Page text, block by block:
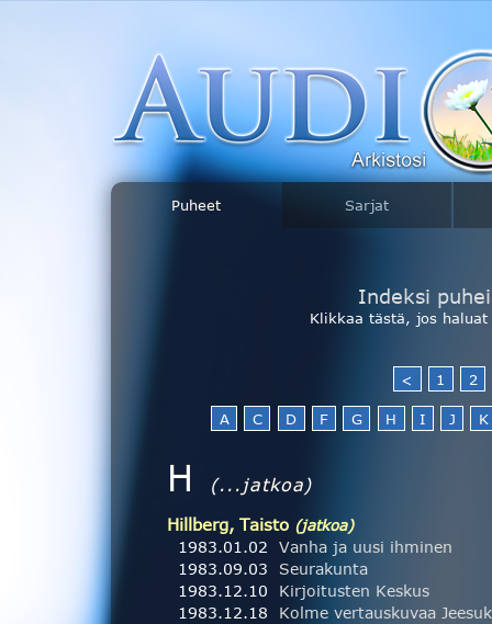
Puheet Sarjat
Indeksi
Klikkaa tästä, jos
< 1 2
A C D F G H I J K
H
(...jatkoa)
Hillberg, Taisto (jatkoa)
1983.01.02
Vanha ja uusi ihminen
1983.09.03
Seurakunta
1983.12.10
Kirjoitusten Keskus
1983.12.18
Kolme vertauskuvaa